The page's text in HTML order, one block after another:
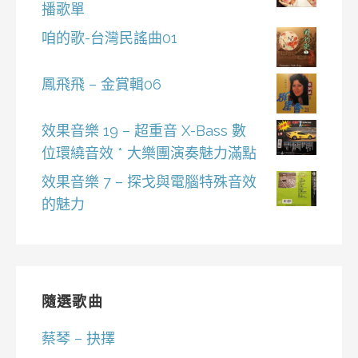
播歌單
咱的歌-台灣民謠曲01
鳳飛飛 – 金賞輯06
效果音樂 19 – 超重音 X-Bass 數
位環繞音效 * 大樂團演奏魅力滿點
效果音樂 7 – 探戈與電腦特殊音效
的魅力
隨選歌曲
蔡琴 – 抉擇